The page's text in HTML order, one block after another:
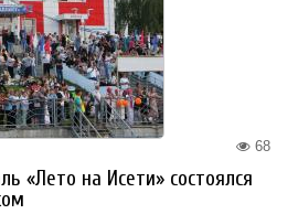
68
«Лето на Исети» состоялся